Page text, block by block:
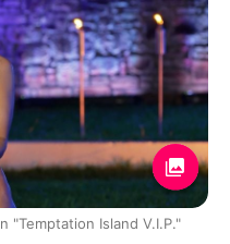
"Temptation Island V.I.P."